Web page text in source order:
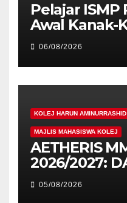
Pelajar
Awal Kanak-
Cemerlang
di IAM2026
06/08/2026
KOLEJ HARUN AMINURRASHID
MAJLIS MAHASISWA KOLEJ
AETHERIS
2026/2027:
MEMBINA
PEMIMPIN
05/08/2026